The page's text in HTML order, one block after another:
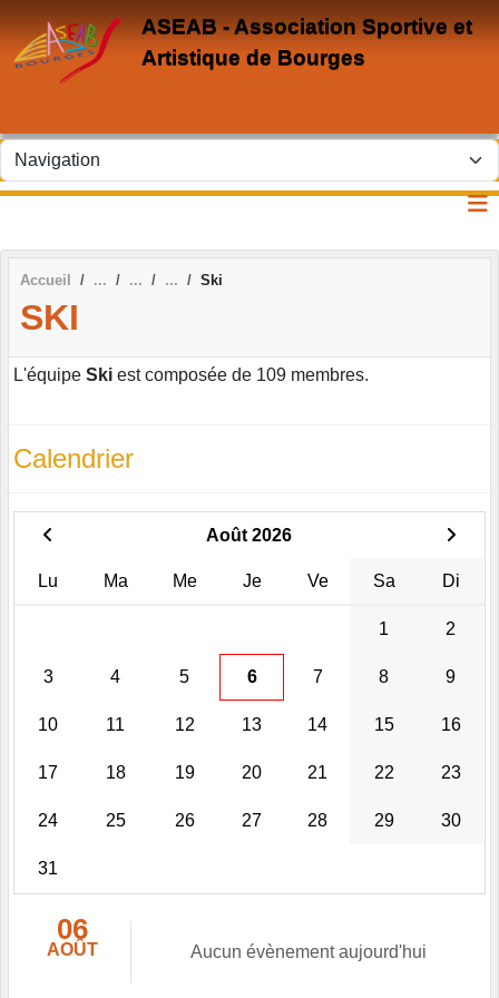
ASEAB - Association Sportive et
Artistique de Bourges
Accueil Ski
SKI
L'équipe Ski est composée de 109 membres.
Calendrier
Août 2026
Lu Ma Me Je Ve Sa Di
1 2
3 4 5 6 7 8 9
10 11 12 13 14 15 16
17 18 19 20 21 22 23
24 25 26 27 28 29 30
31
06
AOÛT Aucun évènement aujourd'hui
Panneau de gestion des cookies